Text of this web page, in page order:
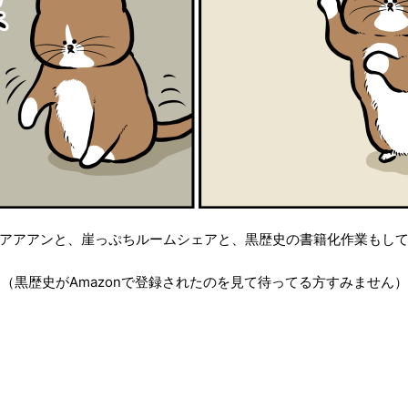
アアンと、崖っぷちルームシェアと、黒歴史の書籍化作業もし
（黒歴史がAmazonで登録されたのを見て待ってる方すみません）